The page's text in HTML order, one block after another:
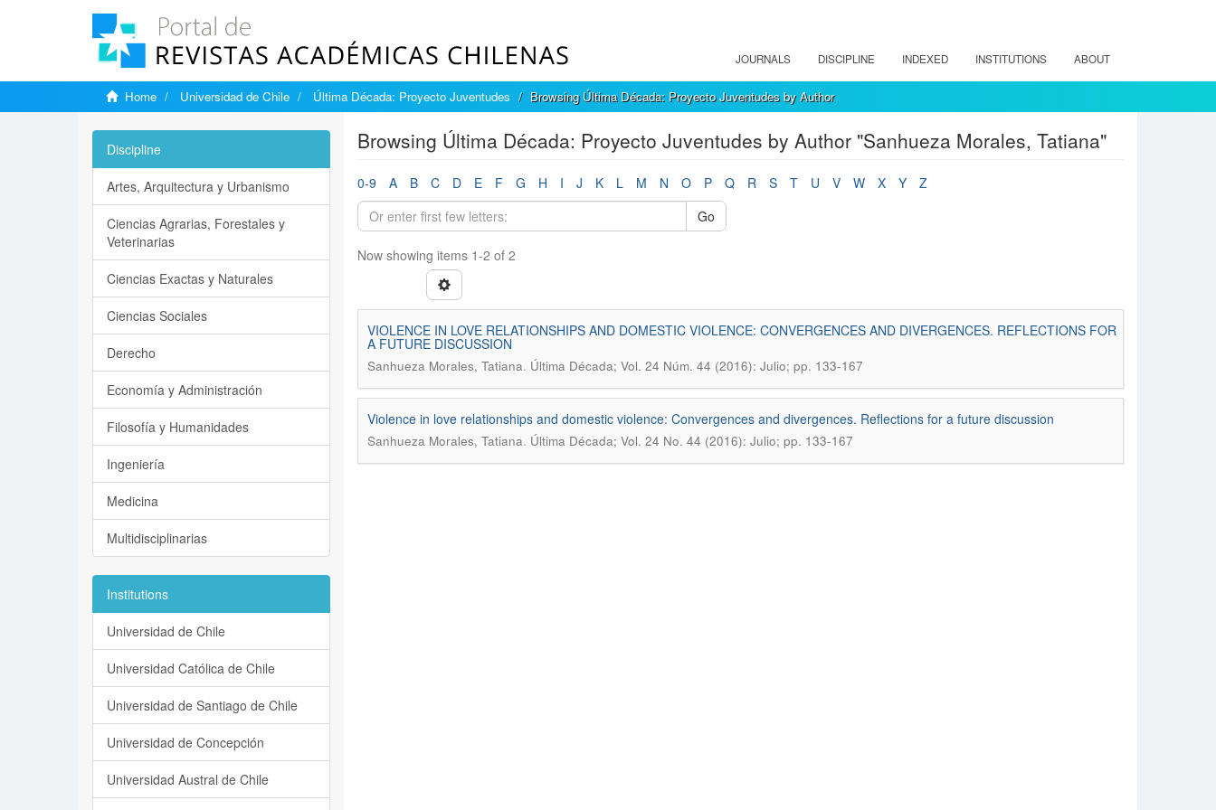
JOURNALS DISCIPLINE INDEXED INSTITUTIONS ABOUT
Home Universidad de Chile Última Década: Proyecto Juventudes Browsing Última Década: Proyecto Juventudes by Author
Browsing Última Década: Proyecto Juventudes by Author "Sanhueza Morales, Tatiana"
0-9 A B C D E F G H I J K L M N O P Q R S T U V W X Y
Z
Go
Now showing items 1-2 of 2
VIOLENCE IN LOVE RELATIONSHIPS AND DOMESTIC VIOLENCE: CONVERGENCES AND DIVERGENCES. REFLECTIONS FOR
A FUTURE DISCUSSION
Sanhueza Morales, Tatiana. Última Década; Vol. 24 Núm. 44 (2016): Julio; pp. 133-167
Violence in love relationships and domestic violence: Convergences and divergences. Reflections for a future discussion
Sanhueza Morales, Tatiana. Última Década; Vol. 24 No. 44 (2016): Julio; pp. 133-167
Discipline
Artes, Arquitectura y Urbanismo
Ciencias Agrarias, Forestales y
Veterinarias
Ciencias Exactas y Naturales
Ciencias Sociales
Derecho
Economía y Administración
Filosofía y Humanidades
Ingeniería
Medicina
Multidisciplinarias
Institutions
Universidad de Chile
Universidad Católica de Chile
Universidad de Santiago de Chile
Universidad de Concepción
Universidad Austral de Chile